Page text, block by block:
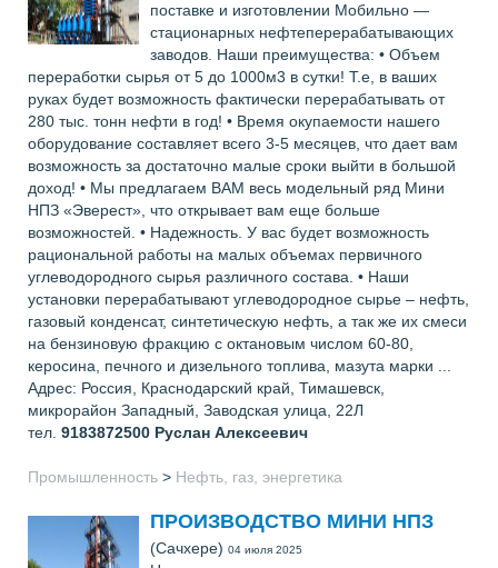
поставке и изготовлении Мобильно —
стационарных нефтеперерабатывающих
заводов. Наши преимущества: • Объем
переработки сырья от 5 до 1000м3 в сутки! Т.е, в ваших
руках будет возможность фактически перерабатывать от
280 тыс. тонн нефти в год! • Время окупаемости нашего
оборудование составляет всего 3-5 месяцев, что дает вам
возможность за достаточно малые сроки выйти в большой
доход! • Мы предлагаем ВАМ весь модельный ряд Мини
НПЗ «Эверест», что открывает вам еще больше
возможностей. • Надежность. У вас будет возможность
рациональной работы на малых объемах первичного
углеводородного сырья различного состава. • Наши
установки перерабатывают углеводородное сырье – нефть,
газовый конденсат, синтетическую нефть, а так же их смеси
на бензиновую фракцию с октановым числом 60-80,
керосина, печного и дизельного топлива, мазута марки ...
Адрес: Россия, Краснодарский край, Тимашевск,
микрорайон Западный, Заводская улица, 22Л
тел. 9183872500 Руслан Алексеевич
Промышленность > Нефть, газ, энергетика
ПРОИЗВОДСТВО МИНИ НПЗ
(Сачхере) 04 июля 2025